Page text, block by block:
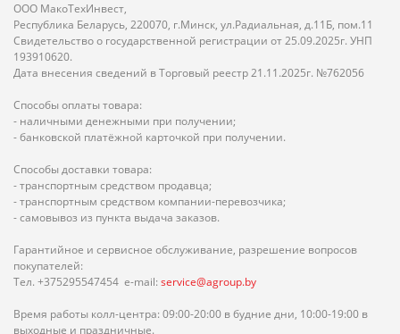
ООО МакоТехИнвест,
Республика Беларусь, 220070, г.Минск, ул.Радиальная, д.11Б, пом.11
Свидетельство о государственной регистрации от 25.09.2025г. УНП
193910620.
Дата внесения сведений в Торговый реестр 21.11.2025г. №762056
Способы оплаты товара:
- наличными денежными при получении;
- банковской платёжной карточкой при получении.
Способы доставки товара:
- транспортным средством продавца;
- транспортным средством компании-перевозчика;
- самовывоз из пункта выдача заказов.
Гарантийное и сервисное обслуживание, разрешение вопросов
покупателей:
Тел. +375295547454 e-mail: service@agroup.by
Время работы колл-центра: 09:00-20:00 в будние дни, 10:00-19:00 в
выходные и праздничные.